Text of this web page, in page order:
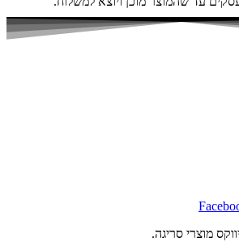
מוצרי סריגה.